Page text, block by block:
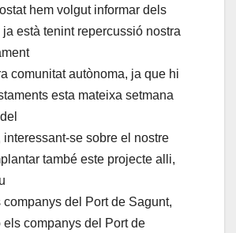
hem volgut informar dels
està tenint repercussió nostra
comunitat autònoma, ja que hi
esta mateixa setmana
interessant-se sobre el nostre
també este projecte alli,
companys del Port de Sagunt,
els companys del Port de